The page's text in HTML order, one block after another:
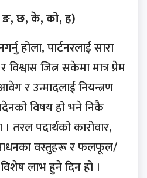
छ, के, को, ह)
होला, पार्टनरलाई सारा
जित्न सकेमा मात्र प्रेम
र उन्मादलाई नियन्त्रण
विषय हो भने निकै
तरल पदार्थको कारोवार,
वस्तुहरू र फलफूल/
लाभ हुने दिन हो ।